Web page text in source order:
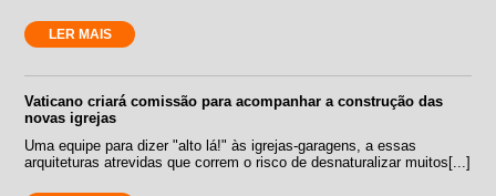
LER MAIS
Vaticano criará comissão para acompanhar a construção das
novas igrejas
Uma equipe para dizer "alto lá!" às igrejas-garagens, a essas
arquiteturas atrevidas que correm o risco de desnaturalizar muitos[...]